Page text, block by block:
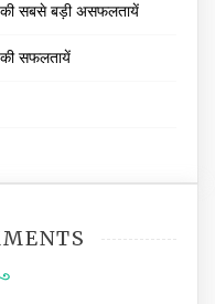
की सबसे बड़ी असफलतायें
की सफलतायें